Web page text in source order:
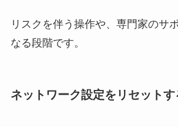
リスクを伴う操作や、専門家のサ
なる段階です。
ネットワーク設定をリセットす